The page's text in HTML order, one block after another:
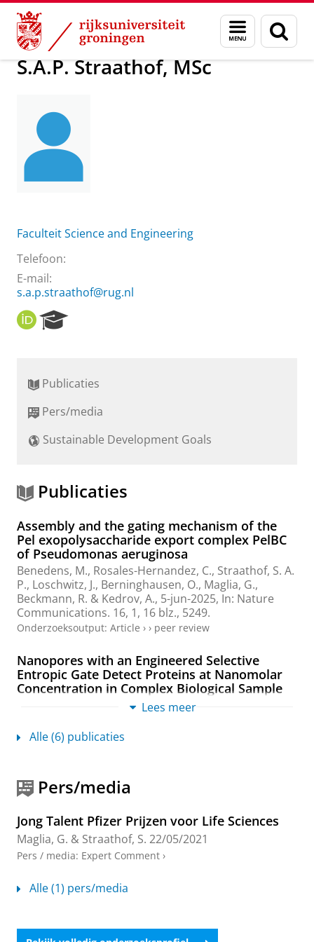
Skip
Content
Skip
Navigation
Menu
en
zoeken
Over ons S.A.P. Straathof, MSc
S.A.P. Straathof, MSc
Faculteit Science and Engineering
Telefoon:
E-mail:
s.a.p.straathof@rug.nl
O
R
r
h
o
a
l
Publicaties
Pers/media
Sustainable Development Goals
Publicaties
Assembly and the gating mechanism of the
Pel exopolysaccharide export complex PelBC
of Pseudomonas aeruginosa
Benedens, M., Rosales-Hernandez, C., Straathof, S. A.
P., Loschwitz, J., Berninghausen, O., Maglia, G.,
Beckmann, R. & Kedrov, A., 5-jun-2025, In: Nature
Communications. 16, 1, 16 blz., 5249.
Onderzoeksoutput: Article › › peer review
Nanopores with an Engineered Selective
Entropic Gate Detect Proteins at Nanomolar
Concentration in Complex Biological Sample
, Di Muccio, G. &Maglia, G.
blz. 15050-1506516 blz.
Onderzoeksoutput
The anatomy of a nanopore sensor:
Engineering biological nanopores for the
Straathof, S., 2025, [Groningen]:University of
Groningen. 284 blz.
Onderzoeksoutput
Large conical nanopores and uses thereof in
Wloka, C.(Uitvinder) &Straathof, S.(Uitvinder),
Lees meer
Alle (6) publicaties
Pers/media
Jong Talent Pfizer Prijzen voor Life Sciences
Maglia, G. & Straathof, S. 22/05/2021
Pers / media: Expert Comment ›
Alle (1) pers/media